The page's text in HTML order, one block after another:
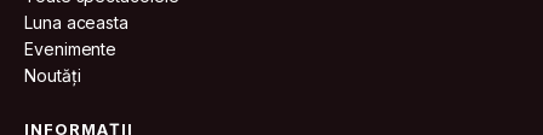
Luna aceasta
Evenimente
Noutăți
INFORMAȚII